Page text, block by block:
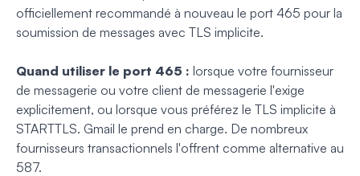
officiellement recommandé à nouveau le port 465 pour la
soumission de messages avec TLS implicite.
Quand utiliser le port 465 : lorsque votre fournisseur
de messagerie ou votre client de messagerie l'exige
explicitement, ou lorsque vous préférez le TLS implicite à
STARTTLS. Gmail le prend en charge. De nombreux
fournisseurs transactionnels l'offrent comme alternative au
587.